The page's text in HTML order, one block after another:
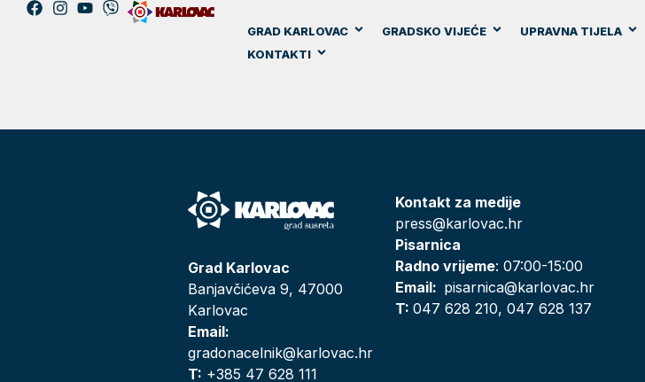
GRAD KARLOVAC GRADSKO VIJEĆE UPRAVNA TIJELA
KONTAKTI
Grad Karlovac
Banjavčićeva 9, 47000
Karlovac
Email:
gradonacelnik@karlovac.hr
T: +385 47 628 111
Kontakt za medije
press@karlovac.hr
Pisarnica
Radno vrijeme: 07:00-15:00
Email: pisarnica@karlovac.hr
T:047 628 210, 047 628 137